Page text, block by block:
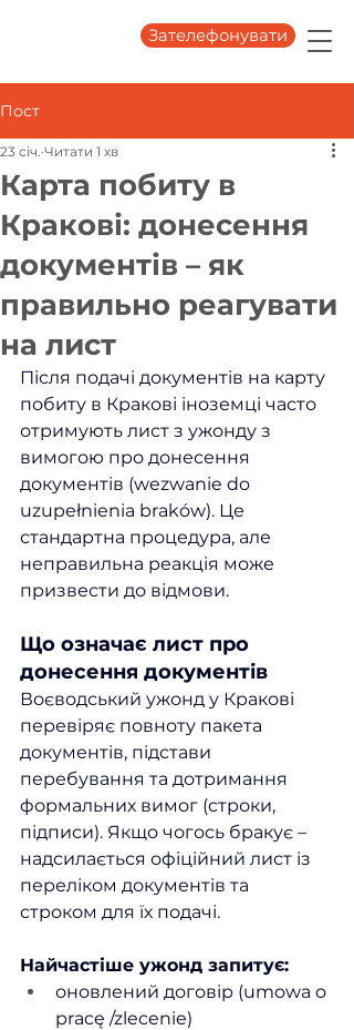
Зателефонувати
Пост
Карта побиту в
Кракові: донесення
документів – як
правильно реагувати
на лист
23 січ. Читати 1 хв
Після подачі документів на карту
побиту в Кракові іноземці часто
отримують лист з ужонду з
вимогою про донесення
документів (wezwanie do
uzupełnienia braków). Це
стандартна процедура, але
неправильна реакція може
призвести до відмови.
Що означає лист про
донесення документів
Воєводський ужонд у Кракові
перевіряє повноту пакета
документів, підстави
перебування та дотримання
формальних вимог (строки,
підписи). Якщо чогось бракує –
надсилається офіційний лист із
переліком документів та
строком для їх подачі.
Найчастіше ужонд запитує:
оновлений договір (umowa o
pracę /zlecenie)